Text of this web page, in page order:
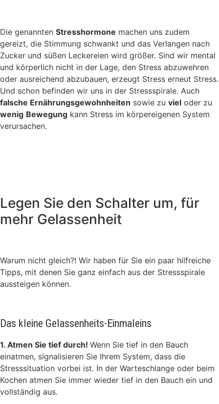
Die genannten Stresshormone machen uns zudem
gereizt, die Stimmung schwankt und das Verlangen nach
Zucker und süßen Leckereien wird größer. Sind wir mental
und körperlich nicht in der Lage, den Stress abzuwehren
oder ausreichend abzubauen, erzeugt Stress erneut Stress.
Und schon befinden wir uns in der Stressspirale. Auch
falsche Ernährungsgewohnheiten sowie zu viel oder zu
wenig Bewegung kann Stress im körpereigenen System
verursachen.
Legen Sie den Schalter um, für
mehr Gelassenheit
Warum nicht gleich?! Wir haben für Sie ein paar hilfreiche
Tipps, mit denen Sie ganz einfach aus der Stressspirale
aussteigen können.
Das kleine Gelassenheits-Einmaleins
1. Atmen Sie tief durch! Wenn Sie tief in den Bauch
einatmen, signalisieren Sie Ihrem System, dass die
Stresssituation vorbei ist. In der Warteschlange oder beim
Kochen atmen Sie immer wieder tief in den Bauch ein und
vollständig aus.